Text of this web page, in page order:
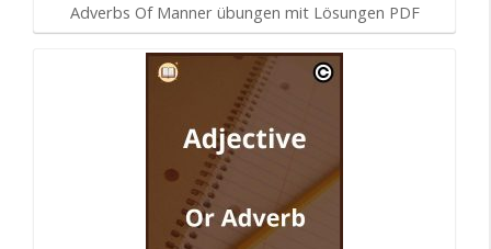
Adverbs Of Manner übungen mit Lösungen PDF